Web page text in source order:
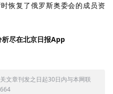
恢复了俄罗斯奥委会的成员资
析尽在北京日报App
文章刊发之日起30日内与本网联